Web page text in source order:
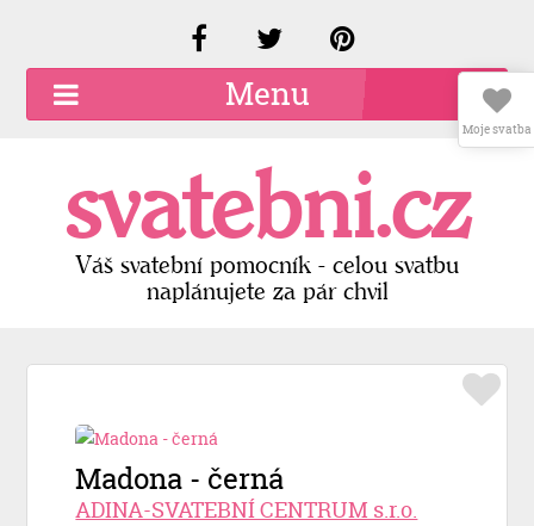
Menu
Kariéra
Kontakty
Přidat firmu
svatebni.cz
Váš svatební pomocník - celou svatbu
naplánujete za pár chvil
Madona - černá
ADINA-SVATEBNÍ CENTRUM s.r.o.
Moje svatba